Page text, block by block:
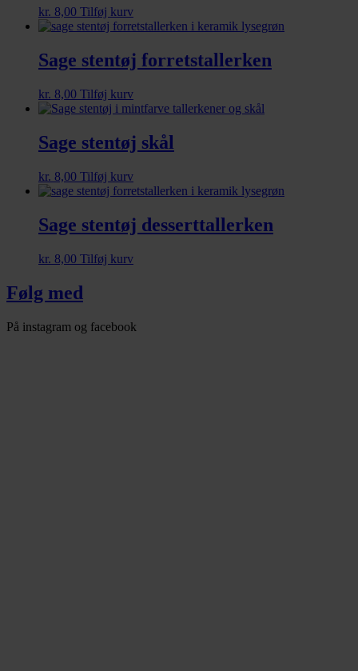
kr. 8,00 Tilføj kurv
Sage stentøj forretstallerken
kr. 8,00 Tilføj kurv
Sage stentøj skål
kr. 8,00 Tilføj kurv
Sage stentøj desserttallerken
kr. 8,00 Tilføj kurv
Følg med
På instagram og facebook